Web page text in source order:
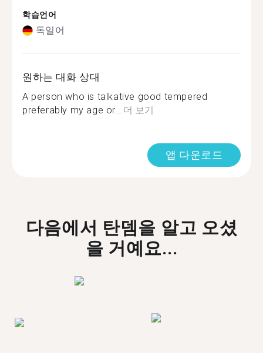
학습언어
독일어
원하는 대화 상대
A person who is talkative good tempered
preferably my age or...더 보기
앱 다운로드
다음에서 탄뎀을 알고 오셨
을 거예요...